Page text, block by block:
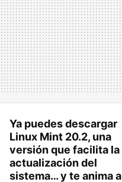
Ya puedes descargar
Linux Mint 20.2, una
versión que facilita la
actualización del
sistema… y te anima a